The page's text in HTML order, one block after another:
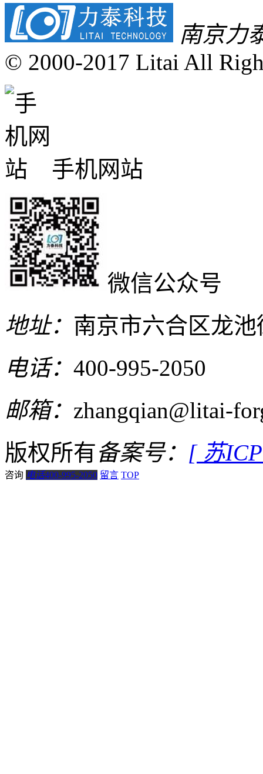
南京力
© 2000-2017 Litai All
手机网站
微信公众号
地址： 南京市六合区龙
电话： 400-995-2050
邮箱： zhangqian@litai-
版权所有备案号： [ 苏
咨询 电话400-995-2050 留言 TOP